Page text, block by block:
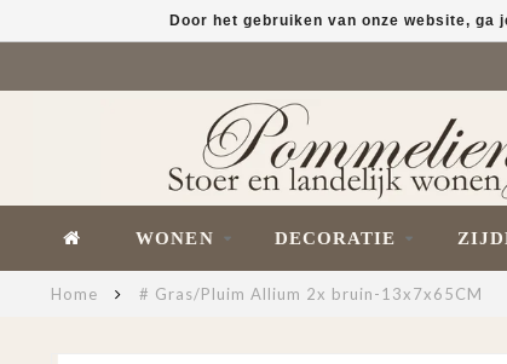
WONEN DECORATIE
Home # Gras/Pluim Allium 2x bruin-13x7x65CM
Door het gebruiken van onze website,